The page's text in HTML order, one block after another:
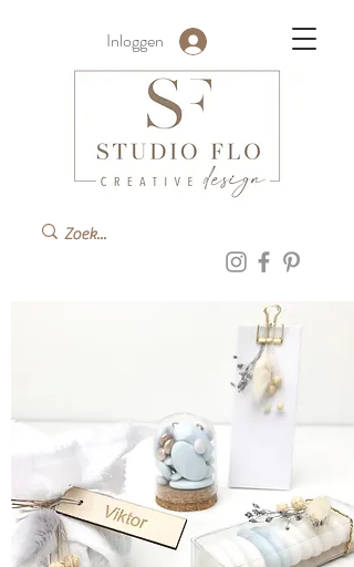
Inloggen
GEBOORTEKAARTJE EN